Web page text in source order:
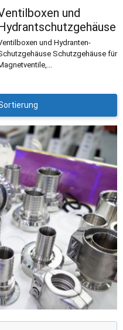
und
und Hydranten-
Schutzgehäuse für